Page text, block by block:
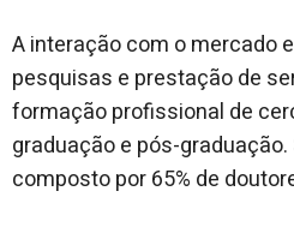
A interação com o mercado
pesquisas e prestação de
formação profissional de
graduação e pós-
composto por 65% de